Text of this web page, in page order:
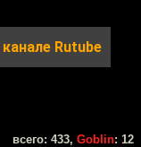
канале Rutube
всего: 433, Goblin: 12